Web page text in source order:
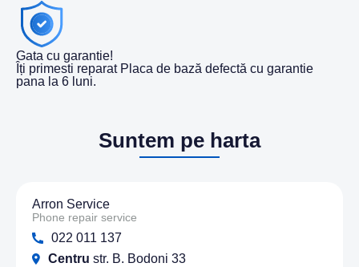
Gata cu garantie!
Îți primesti reparat Placa de bază defectă cu garantie
pana la 6 luni.
Suntem pe harta
Arron Service
Phone repair service
022 011 137
Centru str. B. Bodoni 33